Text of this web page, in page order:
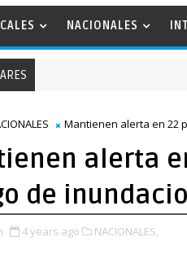
NACIONALES
Mantienen alerta en 22
alerta
de
4 years ago NACIONALES,